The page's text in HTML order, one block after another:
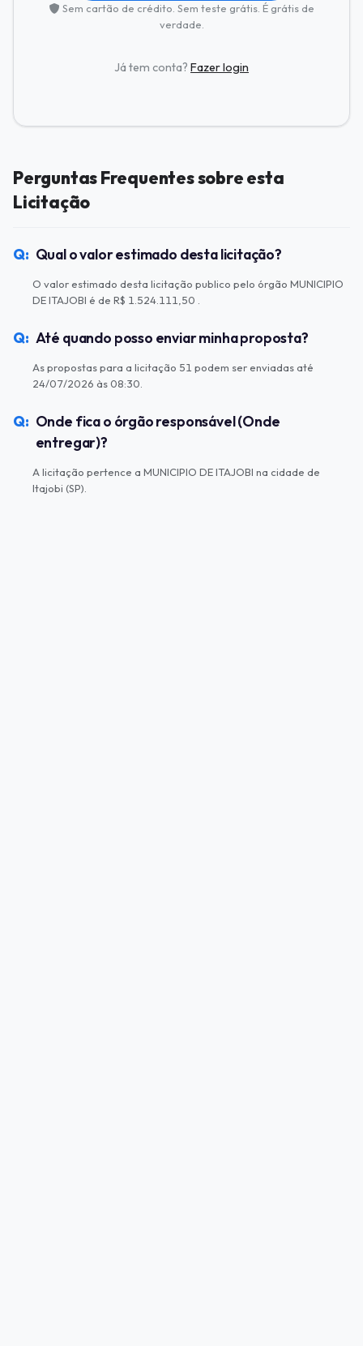
Sem cartão de crédito. Sem teste grátis. É grátis de
verdade.
Já tem conta? Fazer login
Perguntas Frequentes sobre esta
Licitação
Qual o valor estimado desta licitação?
O valor estimado desta licitação publico pelo órgão MUNICIPIO
DE ITAJOBI é de R$ 1.524.111,50 .
Até quando posso enviar minha proposta?
As propostas para a licitação 51 podem ser enviadas até
24/07/2026 às 08:30.
Onde fica o órgão responsável (Onde
entregar)?
A licitação pertence a MUNICIPIO DE ITAJOBI na cidade de
Itajobi (SP).